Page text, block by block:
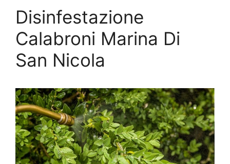
Disinfestazione
Calabroni Marina Di
San Nicola